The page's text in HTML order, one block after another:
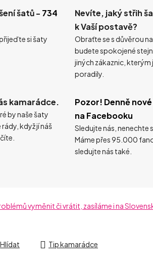
šatů - 734
si šaty
Nevíte, jaký střih
k Vaší postavě?
Obraťte se s důvěrou na
budete spokojené
jiných zákaznic, kterým
poradily.
kamarádce.
by naše šaty
když jí náš
Pozor! Denně
na Facebooku
Sledujte nás, nenechte
Máme přes 95.000
sledujte nás také.
vyměnit či vrátit, zasíláme i na
Hlídat Tip kamarádce